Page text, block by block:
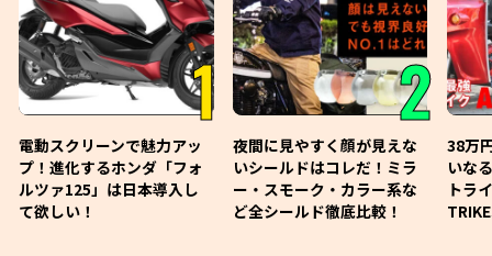
1
電動スクリーンで魅力アッ
プ！進化するホンダ「フォ
ルツァ125」は日本導入し
て欲しい！
2
夜間に見やすく顔が見えな
いシールドはコレだ！ミラ
ー・スモーク・カラー系な
ど全シールド徹底比較！
38万
いな
トラ